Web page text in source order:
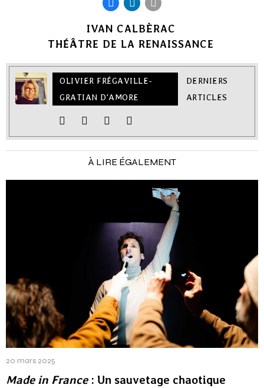
IVAN CALBÈRAC
THÉÂTRE DE LA RENAISSANCE
OLIVIER FRÉGAVILLE-
GRATIAN D'AMORE
DERNIERS
ARTICLES
À LIRE ÉGALEMENT
20 mars 2025
Made in France: Un sauvetage chaotique